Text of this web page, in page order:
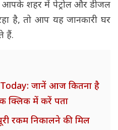
शहर में पेट्रोल और डीजल
है, तो आप यह जानकारी घर
हैं.
जानें आज कितना है
क्लिक में करें पता
रकम निकालने की मिल